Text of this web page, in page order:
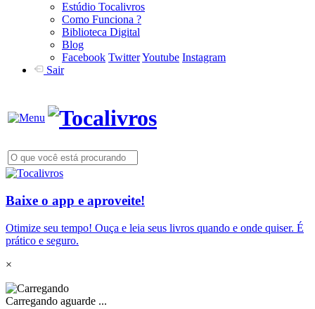
Estúdio Tocalivros
Como Funciona ?
Biblioteca Digital
Blog
Facebook TwitterYoutube Instagram
Sair
Baixe o app e aproveite!
Otimize seu tempo! Ouça e leia seus livros quando e onde quiser. É
prático e seguro.
×
Carregando aguarde ...